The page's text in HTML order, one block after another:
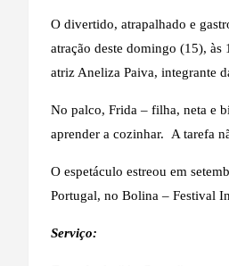
O divertido, atrapalhado e
atração deste domingo (15),
atriz Aneliza Paiva, integrante
No palco, Frida – filha, neta e
aprender a cozinhar. A tarefa
O espetáculo estreou em
Portugal, no Bolina – Festival
Serviço: